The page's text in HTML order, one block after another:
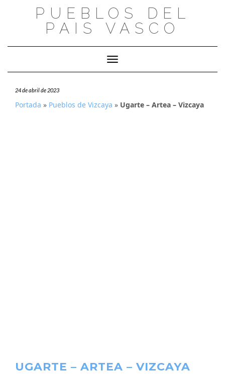
PUEBLOS DEL
PAIS VASCO
Cambiar modo de navegación
24 de abril de 2023
Portada » Pueblos de Vizcaya » Ugarte – Artea – Vizcaya
UGARTE – ARTEA – VIZCAYA